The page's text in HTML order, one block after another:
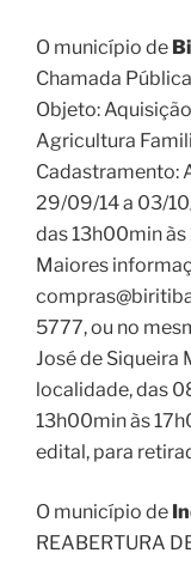
O município de
Chamada
Objeto:
Agricultura
Cadastramento:
29/09/14 a 03/
das 13h00min às
Maiores
5777, ou no
José de Siqueira
localidade, das
13h00min às
edital, para
O município de
REABERTURA